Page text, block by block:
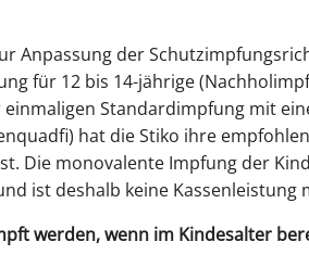
Anpassung der
für 12 bis 14-jährige
Standardimpfung mit
hat die Stiko ihre
Die monovalente Impfung der
ist deshalb keine Kassenleistung
werden, wenn im Kindesalter